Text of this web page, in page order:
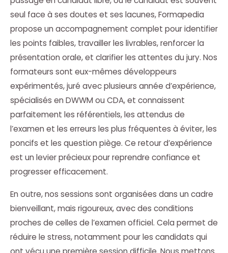
seul face à ses doutes et ses lacunes, Formapedia
propose un accompagnement complet pour identifier
les points faibles, travailler les livrables, renforcer la
présentation orale, et clarifier les attentes du jury. Nos
formateurs sont eux-mêmes développeurs
expérimentés, juré avec plusieurs année d’expérience,
spécialisés en DWWM ou CDA, et connaissent
parfaitement les référentiels, les attendus de
l’examen et les erreurs les plus fréquentes à éviter, les
poncifs et les question piège. Ce retour d’expérience
est un levier précieux pour reprendre confiance et
progresser efficacement.
En outre, nos sessions sont organisées dans un cadre
bienveillant, mais rigoureux, avec des conditions
proches de celles de l’examen officiel. Cela permet de
réduire le stress, notamment pour les candidats qui